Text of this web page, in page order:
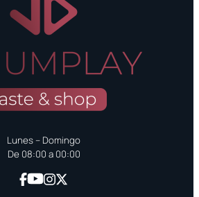
Lunes – Domingo
De 08:00 a 00:00